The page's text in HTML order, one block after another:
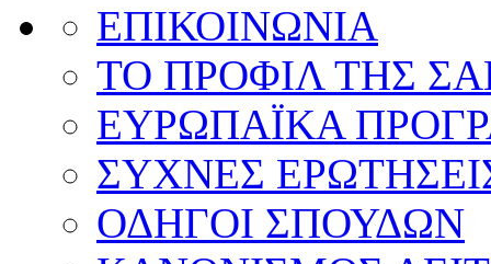
ΕΠΙΚΟΙΝΩΝΙΑ
ΤΟ ΠΡΟΦΙΛ ΤΗΣ
ΕΥΡΩΠΑΪΚΑ
ΣΥΧΝΕΣ
ΟΔΗΓΟΙ ΣΠΟΥΔΩΝ